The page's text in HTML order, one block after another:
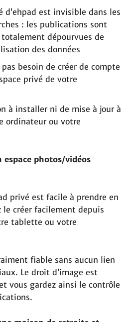
d’ehpad est invisible dans les
: les publications sont
dépourvues de
des données
besoin de créer de compte
privé de votre
à installer ni de mise à jour à
ordinateur ou votre
espace photos/vidéos
privé est facile à prendre en
le créer facilement depuis
tablette ou votre
fiable sans aucun lien
Le droit d’image est
vous gardez ainsi le contrôle